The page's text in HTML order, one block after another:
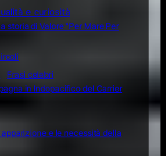
e curiosità
storia di Valore "Per Mare Per
Frasi celebri
in Indopacifico del Carrier
e le necessità della